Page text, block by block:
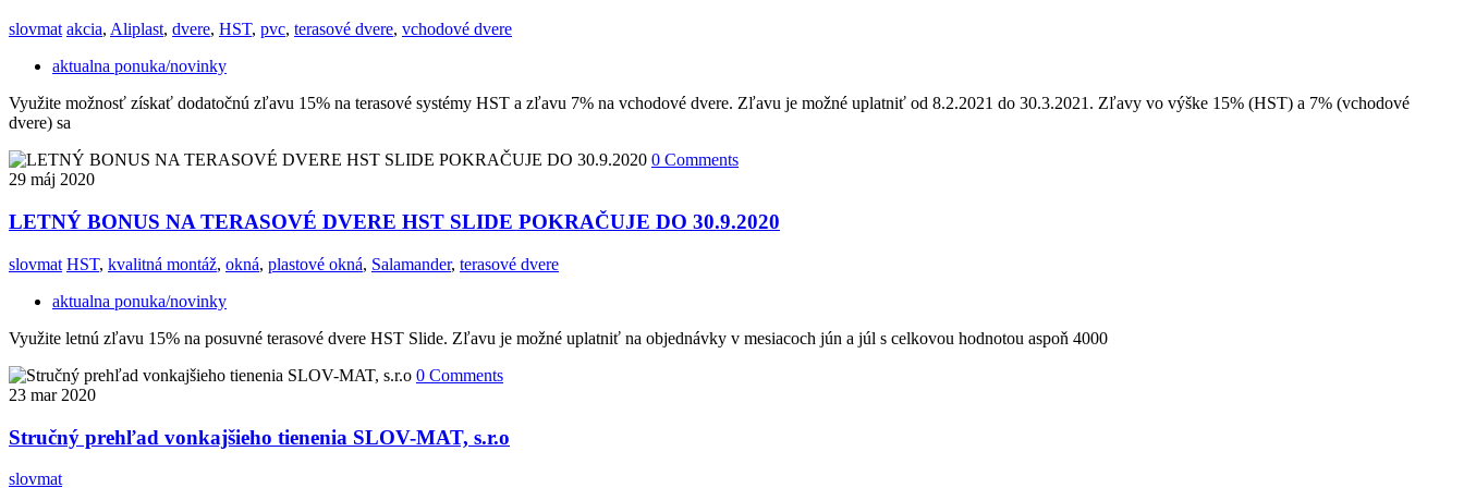
slovmat akcia, Aliplast, dvere, HST, pvc, terasové dvere, vchodové dvere
aktualna ponuka/novinky
Využite možnosť získať dodatočnú zľavu 15% na terasové systémy HST a zľavu 7% na vchodové dvere. Zľavu je možné uplatniť od 8.2.2021 do 30.3.2021. Zľavy vo výške 15% (HST) a 7% (vchodové
dvere) sa
0 Comments
29 máj 2020
LETNÝ BONUS NA TERASOVÉ DVERE HST SLIDE POKRAČUJE DO 30.9.2020
slovmat HST, kvalitná montáž, okná, plastové okná, Salamander, terasové dvere
aktualna ponuka/novinky
Využite letnú zľavu 15% na posuvné terasové dvere HST Slide. Zľavu je možné uplatniť na objednávky v mesiacoch jún a júl s celkovou hodnotou aspoň 4000
0 Comments
23 mar 2020
Stručný prehľad vonkajšieho tienenia SLOV-MAT, s.r.o
slovmat